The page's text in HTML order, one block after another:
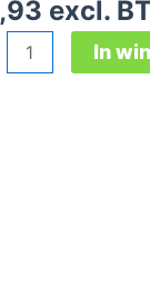
excl.
In